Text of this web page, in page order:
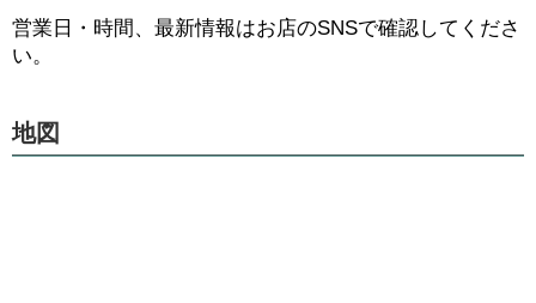
営業日・時間、最新情報はお店のSNSで確認してくださ
い。
地図